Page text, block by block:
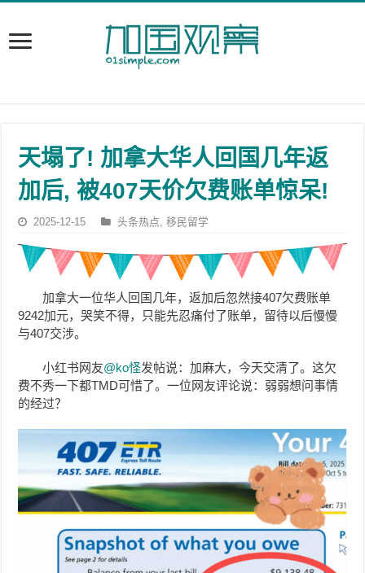
天塌了! 加拿大华人回国几年返
加后, 被407天价欠费账单惊呆!
2025-12-15 头条热点,移民留学
加拿大一位华人回国几年，返加后忽然接407欠费账单
9242加元，哭笑不得，只能先忍痛付了账单，留待以后慢慢
与407交涉。
小红书网友@ko怪发帖说：加麻大，今天交清了。这欠
费不秀一下都TMD可惜了。一位网友评论说：弱弱想问事情
的经过？